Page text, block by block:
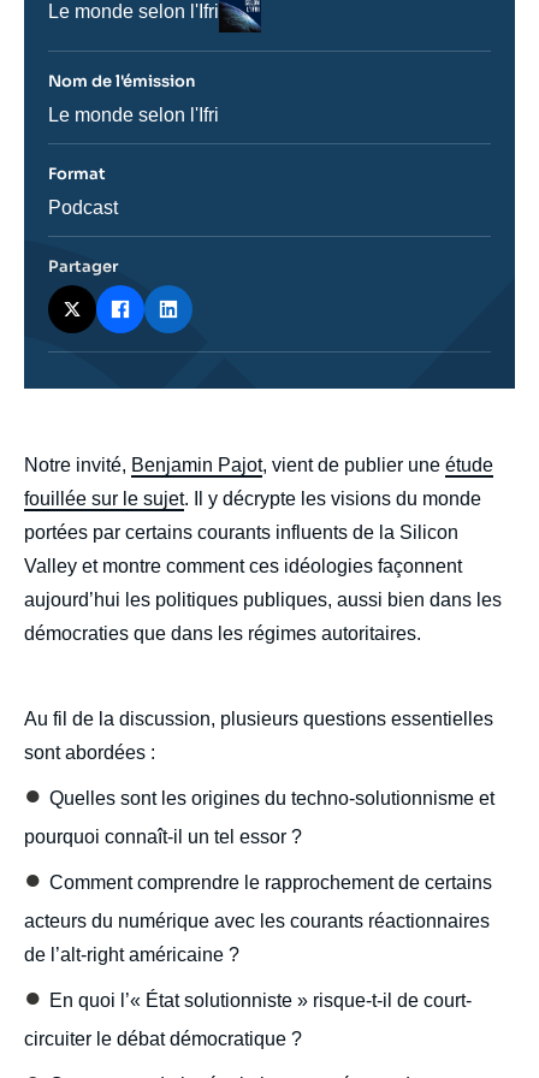
body
Notre invité, Benjamin Pajot, vient de publier une étude
fouillée sur le sujet. Il y décrypte les visions du monde
portées par certains courants influents de la Silicon
Valley et montre comment ces idéologies façonnent
aujourd’hui les politiques publiques, aussi bien dans les
démocraties que dans les régimes autoritaires.
Au fil de la discussion, plusieurs questions essentielles
sont abordées :
● Quelles sont les origines du techno-solutionnisme et
pourquoi connaît-il un tel essor ?
● Comment comprendre le rapprochement de certains
acteurs du numérique avec les courants réactionnaires
de l’alt-right américaine ?
● En quoi l’« État solutionniste » risque-t-il de court-
circuiter le débat démocratique ?
Nom
journal,
ou
émission
Le monde selon l'Ifri
Nom de l'émission
Nom
Le monde selon l'Ifri
Format
Catégorie
Podcast
Partager